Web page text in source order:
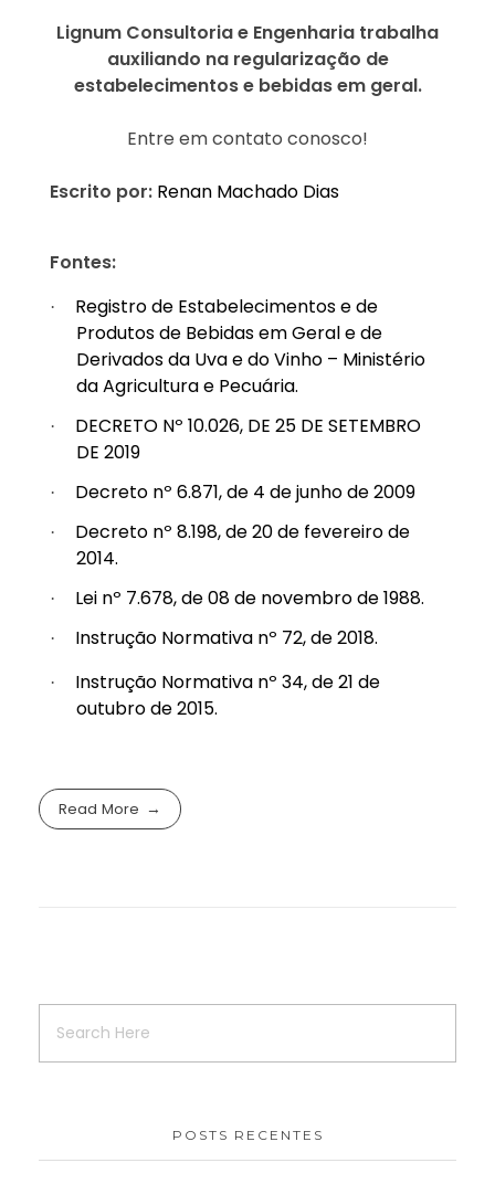
Lignum Consultoria e Engenharia trabalha
auxiliando na regularização de
estabelecimentos e bebidas em geral.
Entre em contato conosco!
Escrito por: Renan Machado Dias
Fontes:
·
Registro de Estabelecimentos e de
Produtos de Bebidas em Geral e de
Derivados da Uva e do Vinho – Ministério
da Agricultura e Pecuária.
·
DECRETO Nº 10.026, DE 25 DE SETEMBRO
DE 2019
· Decreto nº 6.871, de 4 de junho de 2009
·
Decreto nº 8.198, de 20 de fevereiro de
2014.
· Lei nº 7.678, de 08 de novembro de 1988.
· Instrução Normativa nº 72, de 2018.
·
Instrução Normativa nº 34, de 21 de
outubro de 2015.
Read More
POSTS RECENTES